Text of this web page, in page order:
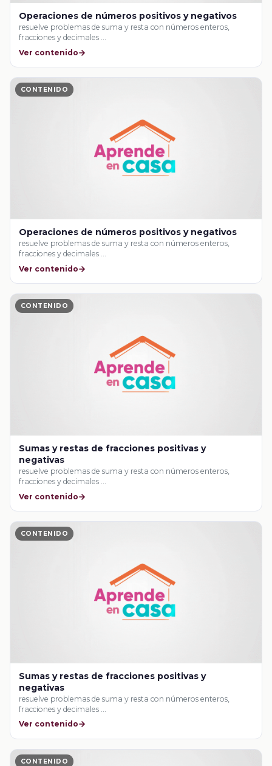
Operaciones de números positivos y negativos
resuelve problemas de suma y resta con números enteros,
fracciones y decimales …
Ver contenido
CONTENIDO
Operaciones de números positivos y negativos
resuelve problemas de suma y resta con números enteros,
fracciones y decimales …
Ver contenido
CONTENIDO
Sumas y restas de fracciones positivas y
negativas
resuelve problemas de suma y resta con números enteros,
fracciones y decimales …
Ver contenido
CONTENIDO
Sumas y restas de fracciones positivas y
negativas
resuelve problemas de suma y resta con números enteros,
fracciones y decimales …
Ver contenido
CONTENIDO